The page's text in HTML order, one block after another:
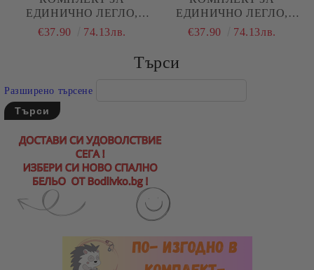
ЕДИНИЧНО ЛЕГЛО,
КОАЛА С ПАЛИ, 100%
(ПОПЛИН), 3 ЧАСТИ
€37.90 74.13лв.
ЕДИНИЧНО ЛЕГЛО,
ЧЕРЕШИ, 100%
€37.90 74.13лв.
Търси
Разширено търсене